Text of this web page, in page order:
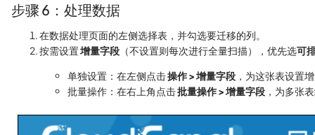
步骤 6：处理数据
在数据处理页面的左侧选择表，并勾选要迁移的列。
按需设置增量字段 （不设置则每次进行全量扫描），优先选可
单独设置：在左侧点击操作 > 增量字段 ，为这张表设置
批量操作：在右上角点击批量操作 > 增量字段 ，为多张